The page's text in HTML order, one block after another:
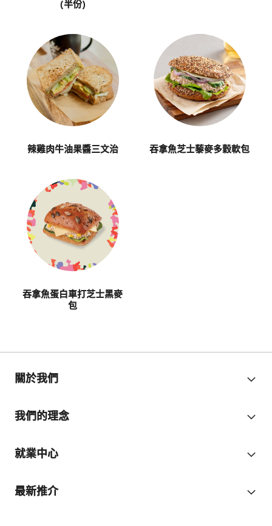
(半份)
辣雞肉牛油果醬三文治 吞拿魚芝士藜麥多穀軟包
吞拿魚蛋白車打芝士黑麥
包
關於我們
我們的理念
就業中心
最新推介